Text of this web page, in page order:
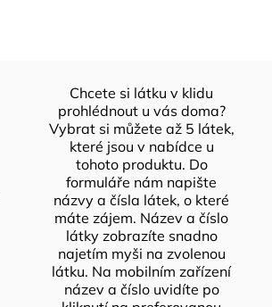
Chcete si látku v klidu
prohlédnout u vás doma?
Vybrat si můžete až 5 látek,
které jsou v nabídce u
tohoto produktu. Do
formuláře nám napište
názvy a čísla látek, o které
máte zájem. Název a číslo
látky zobrazíte snadno
najetím myši na zvolenou
látku. Na mobilním zařízení
název a číslo uvidíte po